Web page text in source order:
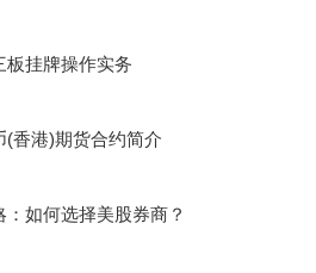
板挂牌操作实务
(香港)期货合约简介
：如何选择美股券商？